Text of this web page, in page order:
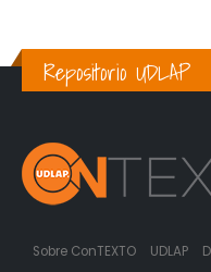
Repositorio UDLAP
Sobre ConTEXTO UDLAP